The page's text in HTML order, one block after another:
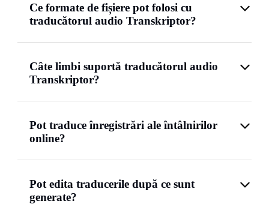
Ce formate de fișiere pot folosi cu
traducătorul audio Transkriptor?
Câte limbi suportă traducătorul audio
Transkriptor?
Pot traduce înregistrări ale întâlnirilor
online?
Pot edita traducerile după ce sunt
generate?